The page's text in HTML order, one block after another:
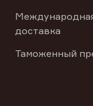
доставка
Таможенный